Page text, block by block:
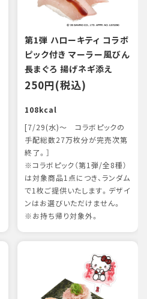
第1弾 ハローキティ コラボ
ピック付き マーラー風びん
長まぐろ 揚げネギ添え
250円(税込)
108kcal
[7/29(水)～ コラボピックの
手配総数27万枚分が完売次第
終了。］
※コラボピック（第1弾/全8種）
は対象商品1点につき、ランダム
で1枚ご提供いたします。デザイ
ンはお選びいただけません。
※お持ち帰り対象外。